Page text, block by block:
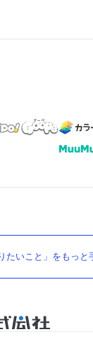
たいこと」をもっと